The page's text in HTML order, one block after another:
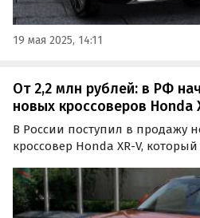
19 мая 2025, 14:11
От 2,2 млн рублей: в РФ
новых кроссоверов Honda
В России поступил в продажу
кроссовер Honda XR-V,
доступны как из наличия, так
200 000 рублей, сообщает